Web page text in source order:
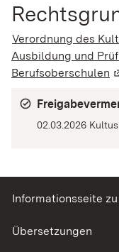
Verordnung des
Ausbildung und
Berufsoberschulen
02.03.2026
Informationsseite
Übersetzungen